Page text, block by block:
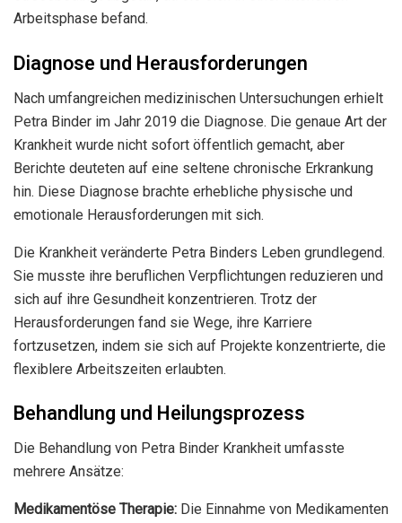
Arbeitsphase befand.
Diagnose und Herausforderungen
Nach umfangreichen medizinischen Untersuchungen erhielt
Petra Binder im Jahr 2019 die Diagnose. Die genaue Art der
Krankheit wurde nicht sofort öffentlich gemacht, aber
Berichte deuteten auf eine seltene chronische Erkrankung
hin. Diese Diagnose brachte erhebliche physische und
emotionale Herausforderungen mit sich.
Die Krankheit veränderte Petra Binders Leben grundlegend.
Sie musste ihre beruflichen Verpflichtungen reduzieren und
sich auf ihre Gesundheit konzentrieren. Trotz der
Herausforderungen fand sie Wege, ihre Karriere
fortzusetzen, indem sie sich auf Projekte konzentrierte, die
flexiblere Arbeitszeiten erlaubten.
Behandlung und Heilungsprozess
Die Behandlung von Petra Binder Krankheit umfasste
mehrere Ansätze:
Medikamentöse Therapie: Die Einnahme von Medikamenten